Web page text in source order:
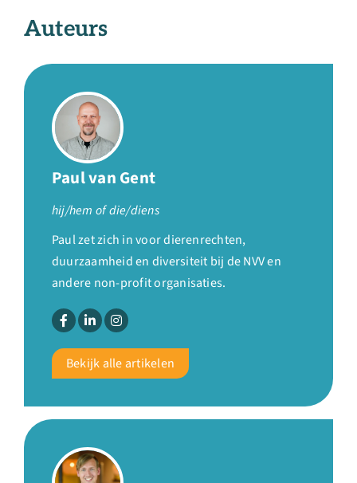
Auteurs
Paul van Gent
hij/hem of die/diens
Paul zet zich in voor dierenrechten,
duurzaamheid en diversiteit bij de NVV en
andere non-profit organisaties.
Bekijk alle artikelen